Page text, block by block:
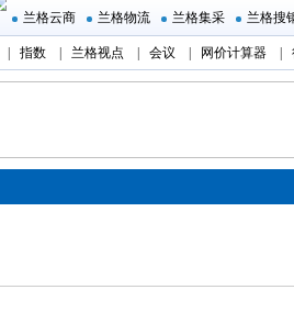
兰格云商 兰格物流 兰格集采 兰格搜
指数 兰格视点 会议 网价计算器